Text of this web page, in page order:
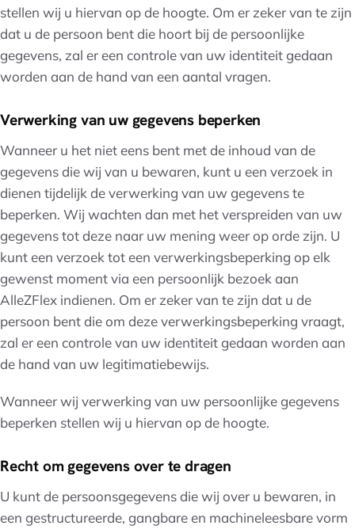
stellen wij u hiervan op de hoogte. Om er zeker van te zijn
dat u de persoon bent die hoort bij de persoonlijke
gegevens, zal er een controle van uw identiteit gedaan
worden aan de hand van een aantal vragen.
Verwerking van uw gegevens beperken
Wanneer u het niet eens bent met de inhoud van de
gegevens die wij van u bewaren, kunt u een verzoek in
dienen tijdelijk de verwerking van uw gegevens te
beperken. Wij wachten dan met het verspreiden van uw
gegevens tot deze naar uw mening weer op orde zijn. U
kunt een verzoek tot een verwerkingsbeperking op elk
gewenst moment via een persoonlijk bezoek aan
AlleZFlex indienen. Om er zeker van te zijn dat u de
persoon bent die om deze verwerkingsbeperking vraagt,
zal er een controle van uw identiteit gedaan worden aan
de hand van uw legitimatiebewijs.
Wanneer wij verwerking van uw persoonlijke gegevens
beperken stellen wij u hiervan op de hoogte.
Recht om gegevens over te dragen
U kunt de persoonsgegevens die wij over u bewaren, in
een gestructureerde, gangbare en machineleesbare vorm